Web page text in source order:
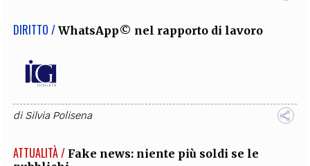
DIRITTO / WhatsApp© nel rapporto di lavoro
diSilvia Polisena
ATTUALITÀ / Fake news: niente più soldi se le